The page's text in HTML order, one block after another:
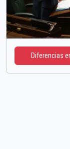
Diferencias